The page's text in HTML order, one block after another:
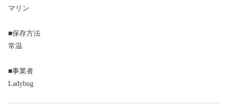
マリン
■保存方法
常温
■事業者
Ladybug